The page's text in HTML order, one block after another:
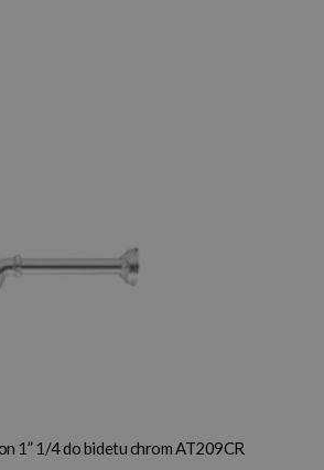
1” 1/4 do bidetu chrom AT209CR